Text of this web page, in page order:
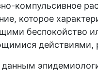
компульсивное
которое
беспокойство
действиями,
данным